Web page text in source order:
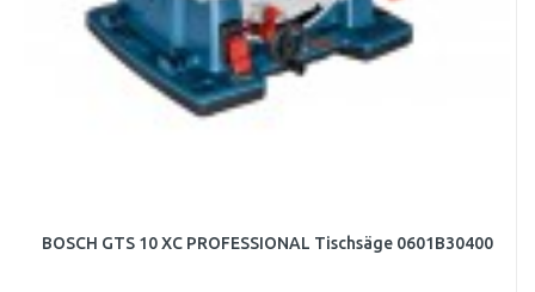
BOSCH GTS 10 XC PROFESSIONAL Tischsäge 0601B30400